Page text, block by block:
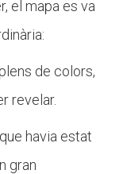
el mapa es va
de colors,
revelar.
havia estat
gran